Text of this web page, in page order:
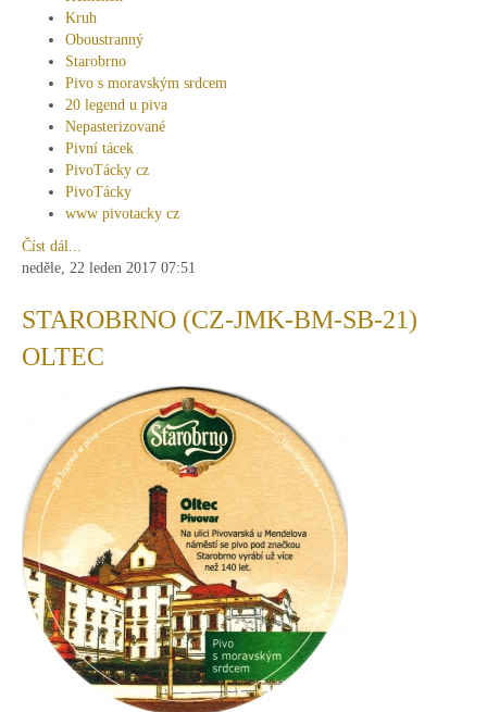
Kruh
Oboustranný
Starobrno
Pivo s moravským srdcem
20 legend u piva
Nepasterizované
Pivní tácek
PivoTácky cz
PivoTácky
www pivotacky cz
Číst dál...
neděle, 22 leden 2017 07:51
STAROBRNO (CZ-JMK-BM-SB-21)
OLTEC